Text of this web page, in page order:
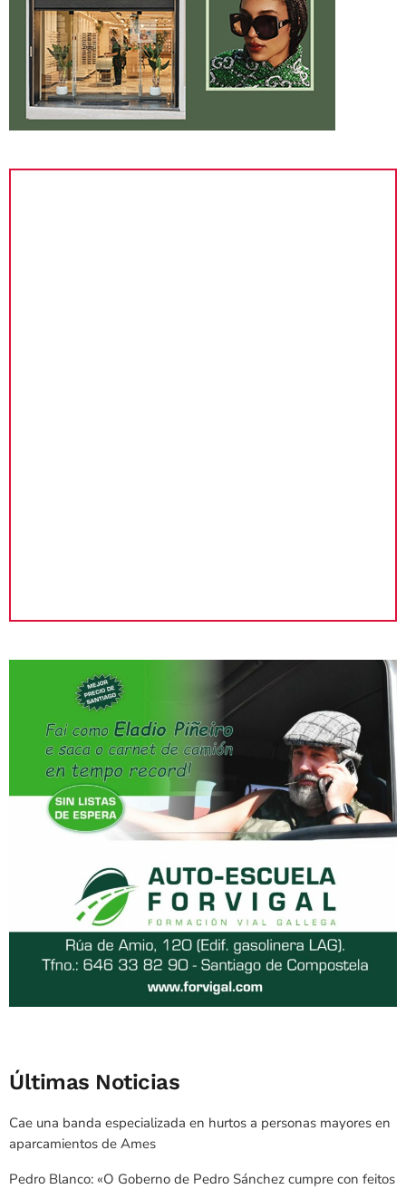
Últimas Noticias
Cae una banda especializada en hurtos a personas mayores en
aparcamientos de Ames
Pedro Blanco: «O Goberno de Pedro Sánchez cumpre con feitos